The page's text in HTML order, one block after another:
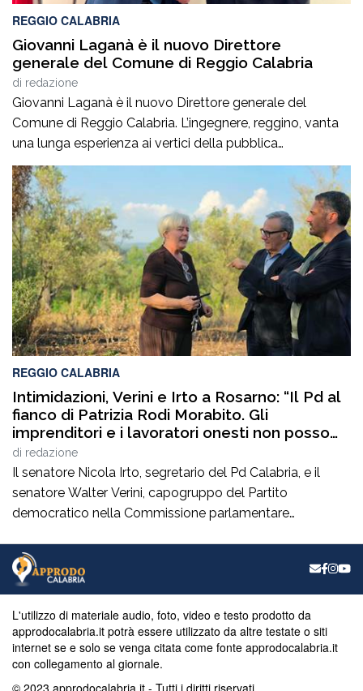
REGGIO CALABRIA
Giovanni Laganà è il nuovo Direttore
generale del Comune di Reggio Calabria
di redazione
Giovanni Laganà è il nuovo Direttore generale del
Comune di Reggio Calabria. L’ingegnere, reggino, vanta
una lunga esperienza ai vertici della pubblica
amministrazione e della gestione delle infrastrutture in
Calabria ed in Sicilia. È stato Vice Direttore regionale
Anas Sicilia, Capo Compartimento Anas Calabria,
Direttore generale della Regione Calabria e Direttore
generale della ItalConsult Spa, […]
REGGIO CALABRIA
Intimidazioni, Verini e Irto a Rosarno: “Il Pd al
fianco di Patrizia Rodi Morabito. Gli
imprenditori e i lavoratori onesti non posso
essere lasciati da soli”
di redazione
Il senatore Nicola Irto, segretario del Pd Calabria, e il
senatore Walter Verini, capogruppo del Partito
democratico nella Commissione parlamentare
imprenditrice agricola di Rosarno (Rc) la cui azienda è
stata più volte colpita da incendi, furti e danneggiamenti.
L’ultimo grave episodio si è verificato nei giorni scorsi […]
L'utilizzo di materiale audio, foto, video e testo prodotto da
approdocalabria.it potrà essere utilizzato da altre testate o siti
internet se e solo se venga citata come fonte approdocalabria.it
con collegamento al giornale.
© 2023 approdocalabria.it - Tutti i diritti riservati.